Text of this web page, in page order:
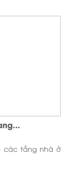
các tầng nhà ở